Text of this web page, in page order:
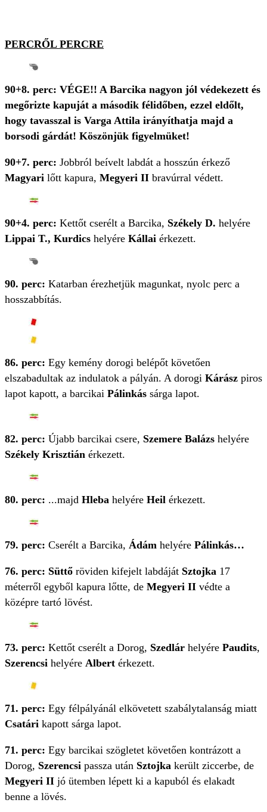
PERCRŐL PERCRE
90+8. perc: VÉGE!! A Barcika nagyon jól védekezett és
megőrizte kapuját a második félidőben, ezzel eldőlt,
hogy tavasszal is Varga Attila irányíthatja majd a
borsodi gárdát! Köszönjük figyelmüket!
90+7. perc: Jobbról beívelt labdát a hosszún érkező
Magyari lőtt kapura, Megyeri II bravúrral védett.
90+4. perc: Kettőt cserélt a Barcika, Székely D. helyére
Lippai T., Kurdics helyére Kállai érkezett.
90. perc: Katarban érezhetjük magunkat, nyolc perc a
hosszabbítás.
86. perc: Egy kemény dorogi belépőt követően
elszabadultak az indulatok a pályán. A dorogi Kárász piros
lapot kapott, a barcikai Pálinkás sárga lapot.
82. perc: Újabb barcikai csere, Szemere Balázs helyére
Székely Krisztián érkezett.
80. perc: ...majd Hleba helyére Heil érkezett.
79. perc: Cserélt a Barcika, Ádám helyére Pálinkás…
76. perc: Süttő röviden kifejelt labdáját Sztojka 17
méterről egyből kapura lőtte, de Megyeri II védte a
középre tartó lövést.
73. perc: Kettőt cserélt a Dorog, Szedlár helyére Paudits,
Szerencsi helyére Albert érkezett.
71. perc: Egy félpályánál elkövetett szabálytalanság miatt
Csatári kapott sárga lapot.
71. perc: Egy barcikai szögletet követően kontrázott a
Dorog, Szerencsi passza után Sztojka került ziccerbe, de
Megyeri II jó ütemben lépett ki a kapuból és elakadt
benne a lövés.